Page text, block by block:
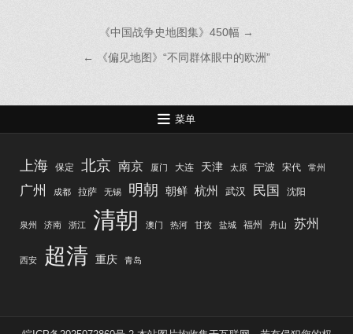
航
《中国战争史地图集》450幅 →
← 《偏见地图》“不同群体眼中的欧洲”
菜单
上海 保定 北京 南京 厦门 大连 天津 太原 宁波 宋代 常州
广州 成都 拉萨 无锡 明朝 朝鲜 杭州 武汉 民国 沈阳
泉州 济南 浙江 清朝 澳门 热河 甘孜 盐城 福州 舟山 苏州
西安 超清 重庆 青岛